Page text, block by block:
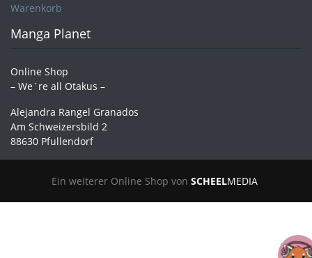
Warenkorb
Manga Planet
Online Shop
– We´re all Otakus –
Alejandra Rangel Granados
Am Schweizersbild 2
88630 Pfullendorf
Ein weiterer Online Shop von SCHEELMEDIA